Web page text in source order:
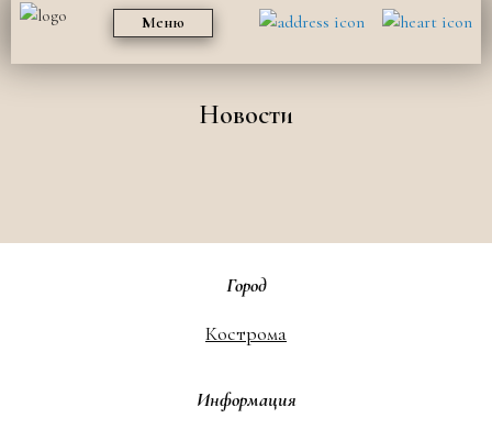
Меню
Новости
Город
Кострома
Информация